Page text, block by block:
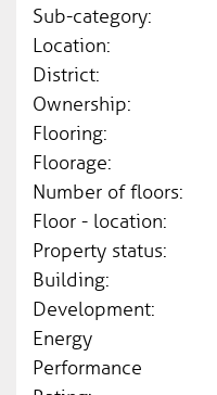
Sub-category:
Location:
District:
Ownership:
Flooring:
Floorage:
Number of floors:
Floor - location:
Property status:
Building:
Development:
Energy
Performance